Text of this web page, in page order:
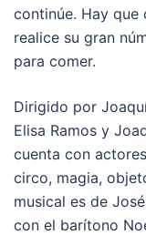
continúe. Hay que
realice su gran
para comer.
Dirigido por
Elisa Ramos y
cuenta con
circo, magia,
musical es de
con el barítono